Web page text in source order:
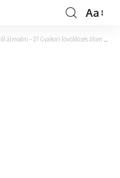
Aa
– 27 Gyakori lövöldözés álom jelentése és értelmezése